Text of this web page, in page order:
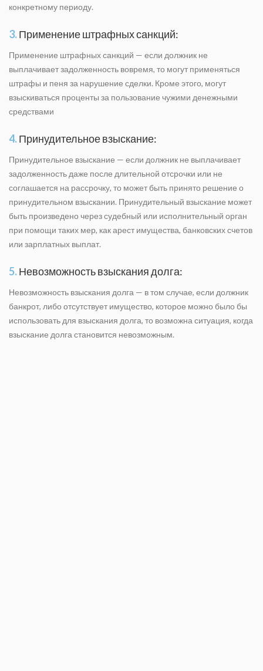
конкретному периоду.
3.Применение штрафных санкций:
Применение штрафных санкций — если должник не
выплачивает задолженность вовремя, то могут применяться
штрафы и пеня за нарушение сделки. Кроме этого, могут
взыскиваться проценты за пользование чужими денежными
средствами
4.Принудительное взыскание:
Принудительное взыскание — если должник не выплачивает
задолженность даже после длительной отсрочки или не
соглашается на рассрочку, то может быть принято решение о
принудительном взыскании. Принудительный взыскание может
быть произведено через судебный или исполнительный орган
при помощи таких мер, как арест имущества, банковских счетов
или зарплатных выплат.
5.Невозможность взыскания долга:
Невозможность взыскания долга — в том случае, если должник
банкрот, либо отсутствует имущество, которое можно было бы
использовать для взыскания долга, то возможна ситуация, когда
взыскание долга становится невозможным.